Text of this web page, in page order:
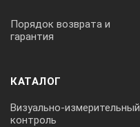
Порядок возврата и
гарантия
КАТАЛОГ
Визуально-измерительный
контроль